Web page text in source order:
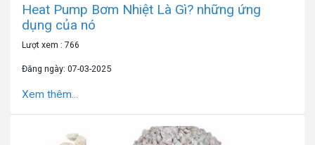
Heat Pump Bơm Nhiệt Là Gì? những ứng
dụng của nó
Lượt xem : 766
Đăng ngày: 07-03-2025
Xem thêm...